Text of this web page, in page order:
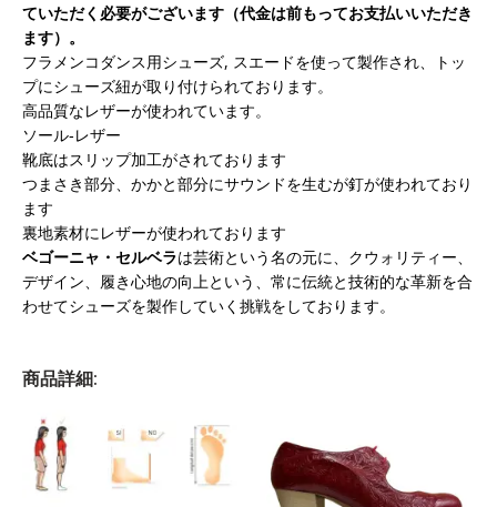
ていただく必要がございます（代金は前もってお支払いいただき
ます）。
フラメンコダンス用シューズ, スエードを使って製作され、トッ
プにシューズ紐が取り付けられております。
高品質なレザーが使われています。
ソール‐レザー
靴底はスリップ加工がされております
つまさき部分、かかと部分にサウンドを生むが釘が使われており
ます
裏地素材にレザーが使われております
ベゴーニャ・セルベラは芸術という名の元に、クウォリティー、
デザイン、履き心地の向上という、常に伝統と技術的な革新を合
わせてシューズを製作していく挑戦をしております。
商品詳細: